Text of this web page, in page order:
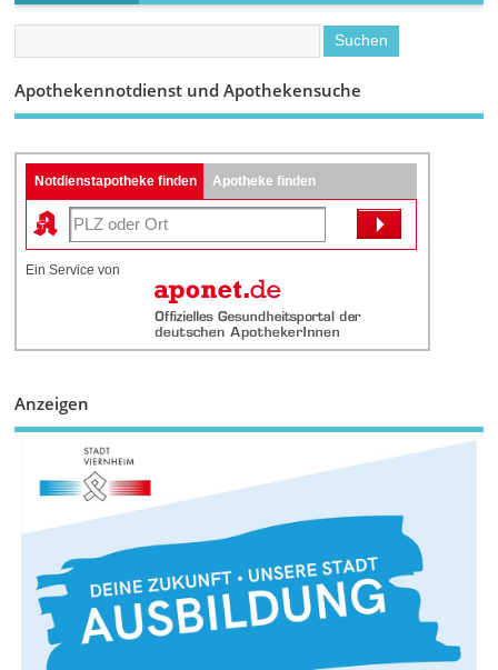
Apothekennotdienst und Apothekensuche
Notdienstapotheke finden Apotheke finden
Ein Service von
Anzeigen